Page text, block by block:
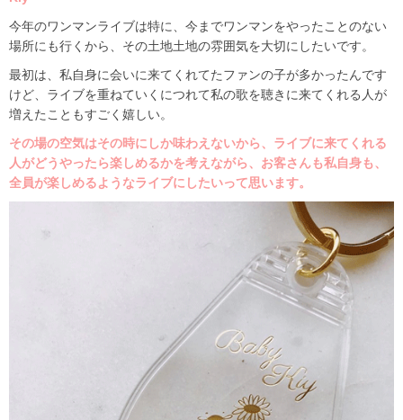
今年のワンマンライブは特に、今までワンマンをやったことのない
場所にも行くから、その土地土地の雰囲気を大切にしたいです。
最初は、私自身に会いに来てくれてたファンの子が多かったんです
けど、ライブを重ねていくにつれて私の歌を聴きに来てくれる人が
増えたこともすごく嬉しい。
その場の空気はその時にしか味わえないから、ライブに来てくれる
人がどうやったら楽しめるかを考えながら、お客さんも私自身も、
全員が楽しめるようなライブにしたいって思います。